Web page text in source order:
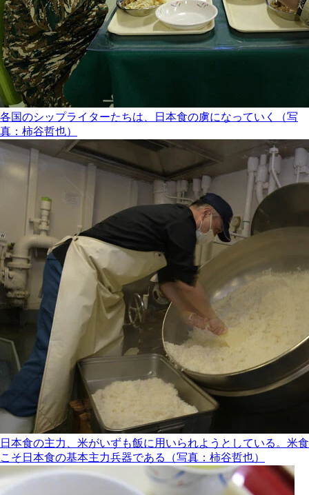
各国のシップライターたちは、日本食の虜になっていく（写
真：柿谷哲也）
日本食の主力、米がいずも飯に用いられようとしている。米食
こそ日本食の基本主力兵器である（写真：柿谷哲也）